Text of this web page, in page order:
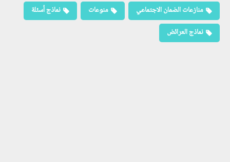
منازعات الضمان الاجتماعي
منوعات
نماذج أسئلة
نماذج العرائض